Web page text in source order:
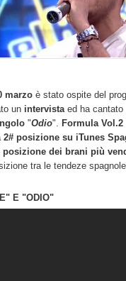
marzo è stato ospite del
un intervistaed ha cantato
"Odio". Formula Vol.2
2# posizione su iTunes
dei brani più
tra le tendeze
E "ODIO"